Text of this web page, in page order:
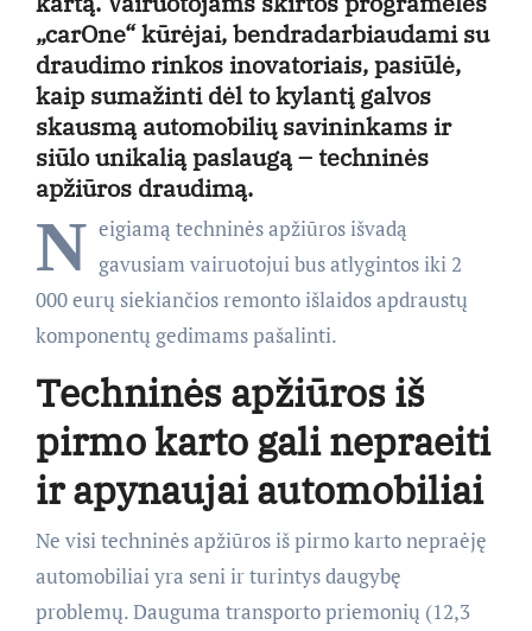
„carOne“ kūrėjai, bendradarbiaudami su
draudimo rinkos inovatoriais, pasiūlė,
kaip sumažinti dėl to kylantį galvos
skausmą automobilių savininkams ir
siūlo unikalią paslaugą – techninės
apžiūros draudimą.
N eigiamą techninės apžiūros išvadą
gavusiam vairuotojui bus atlygintos iki 2
000 eurų siekiančios remonto išlaidos apdraustų
komponentų gedimams pašalinti.
Techninės apžiūros iš
pirmo karto gali nepraeiti
ir apynaujai automobiliai
Ne visi techninės apžiūros iš pirmo karto nepraėję
automobiliai yra seni ir turintys daugybę
problemų. Dauguma transporto priemonių (12,3